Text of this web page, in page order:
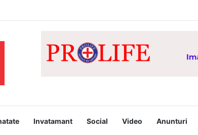
Invatamant Social Video Anunturi